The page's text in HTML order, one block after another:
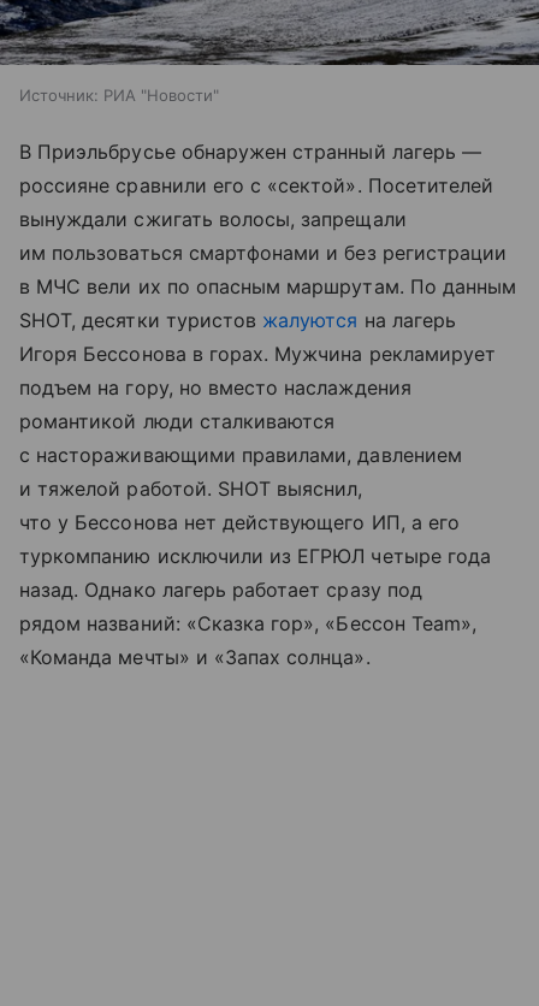
Источник: РИА "Новости"
В Приэльбрусье обнаружен странный лагерь —
россияне сравнили его с «сектой». Посетителей
вынуждали сжигать волосы, запрещали
им пользоваться смартфонами и без регистрации
в МЧС вели их по опасным маршрутам. По данным
SHOT, десятки туристов жалуются на лагерь
Игоря Бессонова в горах. Мужчина рекламирует
подъем на гору, но вместо наслаждения
романтикой люди сталкиваются
с настораживающими правилами, давлением
и тяжелой работой. SHOT выяснил,
что у Бессонова нет действующего ИП, а его
туркомпанию исключили из ЕГРЮЛ четыре года
назад. Однако лагерь работает сразу под
рядом названий: «Сказка гор», «Бессон Team»,
«Команда мечты» и «Запах солнца».